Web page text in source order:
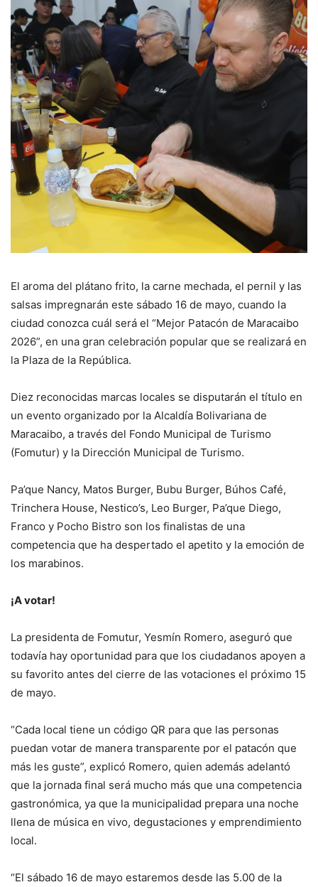
El aroma del plátano frito, la carne mechada, el pernil y las
salsas impregnarán este sábado 16 de mayo, cuando la
ciudad conozca cuál será el “Mejor Patacón de Maracaibo
2026”, en una gran celebración popular que se realizará en
la Plaza de la República.
Diez reconocidas marcas locales se disputarán el título en
un evento organizado por la Alcaldía Bolivariana de
Maracaibo, a través del Fondo Municipal de Turismo
(Fomutur) y la Dirección Municipal de Turismo.
Pa’que Nancy, Matos Burger, Bubu Burger, Búhos Café,
Trinchera House, Nestico’s, Leo Burger, Pa’que Diego,
Franco y Pocho Bistro son los finalistas de una
competencia que ha despertado el apetito y la emoción de
los marabinos.
¡A votar!
La presidenta de Fomutur, Yesmín Romero, aseguró que
todavía hay oportunidad para que los ciudadanos apoyen a
su favorito antes del cierre de las votaciones el próximo 15
de mayo.
“Cada local tiene un código QR para que las personas
puedan votar de manera transparente por el patacón que
más les guste”, explicó Romero, quien además adelantó
que la jornada final será mucho más que una competencia
gastronómica, ya que la municipalidad prepara una noche
llena de música en vivo, degustaciones y emprendimiento
local.
“El sábado 16 de mayo estaremos desde las 5.00 de la